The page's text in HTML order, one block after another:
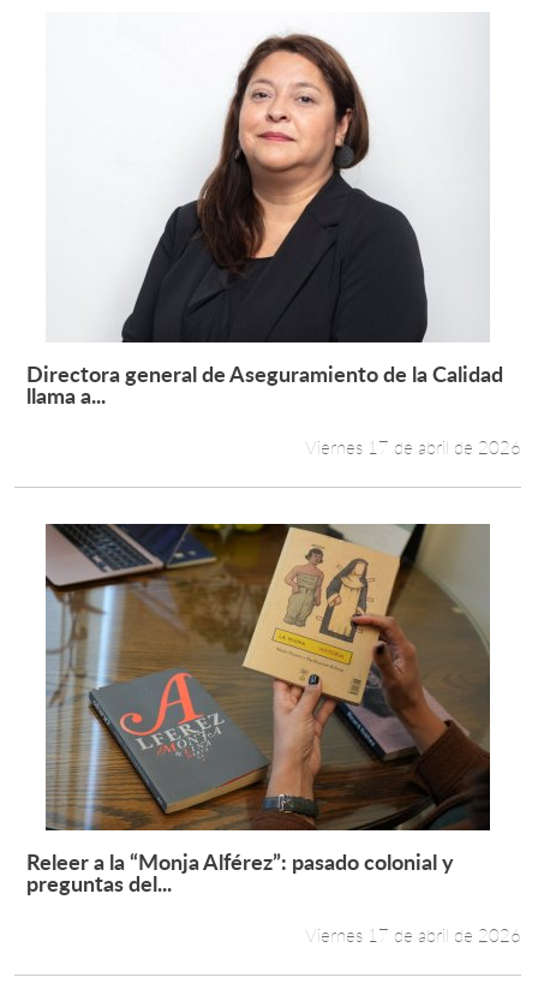
Leer más +
Directora general de Aseguramiento de la Calidad
llama a...
Viernes 17 de abril de 2026
Leer más +
Releer a la “Monja Alférez”: pasado colonial y
preguntas del...
Viernes 17 de abril de 2026